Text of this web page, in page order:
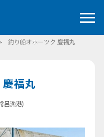
釣り船オホーツク 慶福丸
福丸
呂漁港)